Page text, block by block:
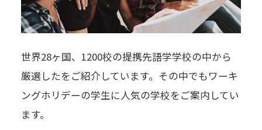
世界28ヶ国、1200校の提携先語学学校の中から
厳選したをご紹介しています。その中でもワーキ
ングホリデーの学生に人気の学校をご案内してい
ます。